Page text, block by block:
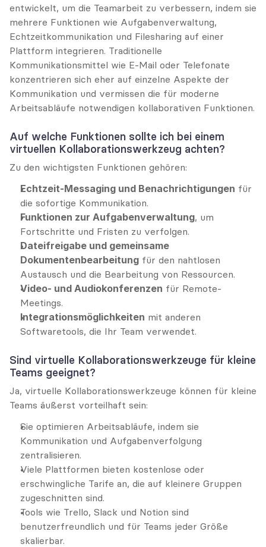
entwickelt, um die Teamarbeit zu verbessern, indem sie
mehrere Funktionen wie Aufgabenverwaltung,
Echtzeitkommunikation und Filesharing auf einer
Plattform integrieren. Traditionelle
Kommunikationsmittel wie E-Mail oder Telefonate
konzentrieren sich eher auf einzelne Aspekte der
Kommunikation und vermissen die für moderne
Arbeitsabläufe notwendigen kollaborativen Funktionen.
Auf welche Funktionen sollte ich bei einem
virtuellen Kollaborationswerkzeug achten?
Zu den wichtigsten Funktionen gehören:
Echtzeit-Messaging und Benachrichtigungen für
die sofortige Kommunikation.
Funktionen zur Aufgabenverwaltung, um
Fortschritte und Fristen zu verfolgen.
Dateifreigabe und gemeinsame
Dokumentenbearbeitung für den nahtlosen
Austausch und die Bearbeitung von Ressourcen.
Video- und Audiokonferenzen für Remote-
Meetings.
Integrationsmöglichkeiten mit anderen
Softwaretools, die Ihr Team verwendet.
Sind virtuelle Kollaborationswerkzeuge für kleine
Teams geeignet?
Ja, virtuelle Kollaborationswerkzeuge können für kleine
Teams äußerst vorteilhaft sein:
Sie optimieren Arbeitsabläufe, indem sie
Kommunikation und Aufgabenverfolgung
zentralisieren.
Viele Plattformen bieten kostenlose oder
erschwingliche Tarife an, die auf kleinere Gruppen
zugeschnitten sind.
Tools wie Trello, Slack und Notion sind
benutzerfreundlich und für Teams jeder Größe
skalierbar.